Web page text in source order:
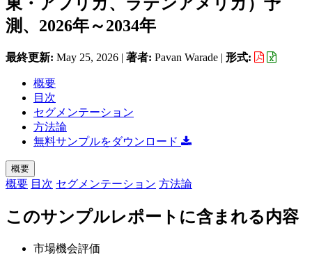
測、2026年～2034年
最終更新: May 25, 2026 | 著者: Pavan Warade | 形式:
概要
目次
セグメンテーション
方法論
無料サンプルをダウンロード
概要
概要 目次 セグメンテーション 方法論
このサンプルレポートに含まれる内容
市場機会評価